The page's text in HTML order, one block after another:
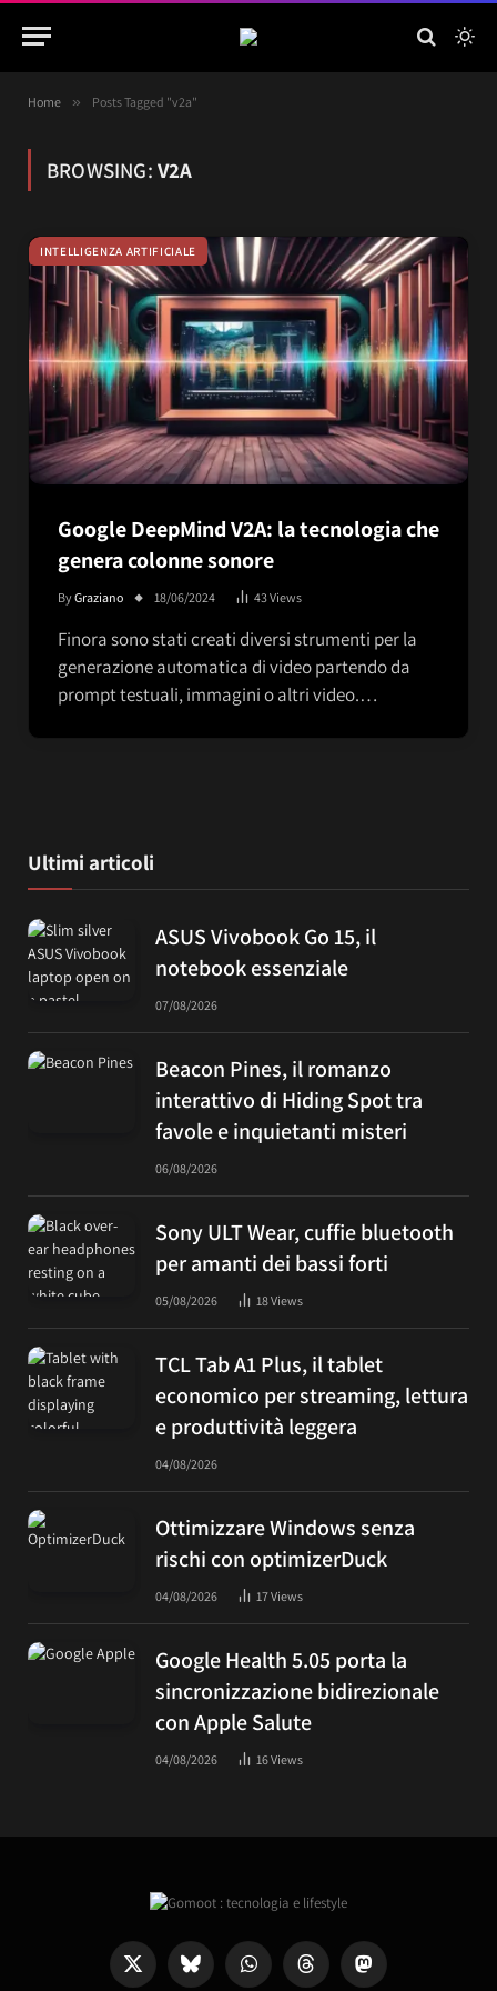
Home » Posts Tagged "v2a"
BROWSING: V2A
INTELLIGENZA ARTIFICIALE
Google DeepMind V2A: la tecnologia che
genera colonne sonore
ByGraziano 18/06/2024 43Views
Finora sono stati creati diversi strumenti per la
generazione automatica di video partendo da
prompt testuali, immagini o altri video.…
Ultimi articoli
ASUS Vivobook Go 15, il
notebook essenziale
07/08/2026
Beacon Pines, il romanzo
interattivo di Hiding Spot tra
favole e inquietanti misteri
06/08/2026
Sony ULT Wear, cuffie bluetooth
per amanti dei bassi forti
05/08/2026 18Views
TCL Tab A1 Plus, il tablet
economico per streaming, lettura
e produttività leggera
04/08/2026
Ottimizzare Windows senza
rischi con optimizerDuck
04/08/2026 17Views
Google Health 5.05 porta la
sincronizzazione bidirezionale
con Apple Salute
04/08/2026 16Views
X
Bluesky WhatsAppThreads Mastodon